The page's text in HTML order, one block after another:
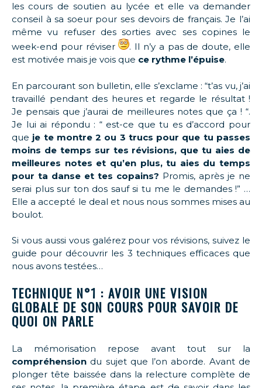
les cours de soutien au lycée et elle va demander
conseil à sa soeur pour ses devoirs de français. Je l’ai
même vu refuser des sorties avec ses copines le
week-end pour réviser
. Il n’y a pas de doute, elle
est motivée mais je vois que ce rythme l’épuise.
En parcourant son bulletin, elle s’exclame : “t’as vu, j’ai
travaillé pendant des heures et regarde le résultat !
Je pensais que j’aurai de meilleures notes que ça ! “.
Je lui ai répondu : “ est-ce que tu es d’accord pour
que je te montre 2 ou 3 trucs pour que tu passes
moins de temps sur tes révisions, que tu aies de
meilleures notes et qu’en plus, tu aies du temps
pour ta danse et tes copains? Promis, après je ne
serai plus sur ton dos sauf si tu me le demandes !” …
Elle a accepté le deal et nous nous sommes mises au
boulot.
Si vous aussi vous galérez pour vos révisions, suivez le
guide pour découvrir les 3 techniques efficaces que
nous avons testées…
TECHNIQUE N°1 : AVOIR UNE VISION
GLOBALE DE SON COURS POUR SAVOIR DE
QUOI ON PARLE
La mémorisation repose avant tout sur la
compréhension du sujet que l’on aborde. Avant de
plonger tête baissée dans la relecture complète de